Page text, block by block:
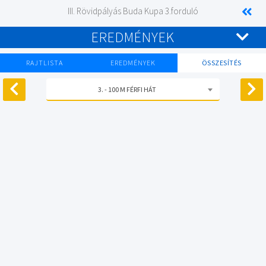
III. Rövidpályás Buda Kupa 3.forduló
EREDMÉNYEK
RAJTLISTA EREDMÉNYEK ÖSSZESÍTÉS
3. - 100 M FÉRFI HÁT